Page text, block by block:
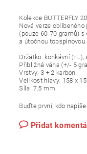
Kolekce BUTTERFLY
Nová verze
(pouze 60-70 gramů)
a útočnou topspinovou
Držátko: konkávní
Přibližná váha (+/- 5
Vrstvy: 3 + 2 karbon
Velikost hlavy: 158 x
Síla: 7,5 mm
Buďte první, kdo
Přidat